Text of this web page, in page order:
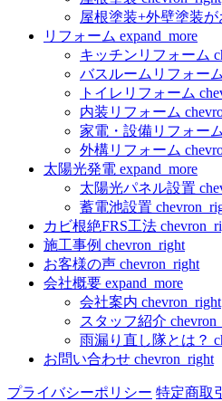
屋根塗装+外壁塗装が
リフォーム expand_more
キッチンリフォーム
バスルームリフォーム
トイレリフォーム
内装リフォーム
家電・設備リフォーム
外構リフォーム
太陽光発電 expand_more
太陽光パネル設置
蓄電池設置
カビ根絶FRS工法
施工事例 chevron_right
お客様の声 chevron_right
会社概要 expand_more
会社案内 chevron_right
スタッフ紹介
雨漏り直し隊とは？
お問い合わせ chevron_right
プライバシーポリシー 特定商取